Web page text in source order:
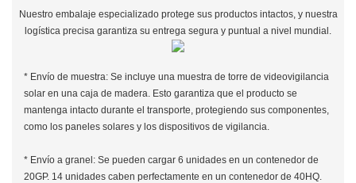
Nuestro embalaje especializado protege sus productos intactos, y nuestra
logística precisa garantiza su entrega segura y puntual a nivel mundial.
* Envío de muestra: Se incluye una muestra de torre de videovigilancia
solar en una caja de madera. Esto garantiza que el producto se
mantenga intacto durante el transporte, protegiendo sus componentes,
como los paneles solares y los dispositivos de vigilancia.
* Envío a granel: Se pueden cargar 6 unidades en un contenedor de
20GP. 14 unidades caben perfectamente en un contenedor de 40HQ.